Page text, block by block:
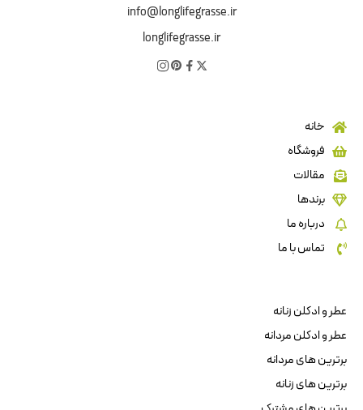
info@longlifegrasse.ir
longlifegrasse.ir
خانه
فروشگاه
مقالات
برندها
درباره ما
تماس با ما
عطر و ادکلن زنانه
عطر و ادکلن مردانه
برترین های مردانه
برترین های زنانه